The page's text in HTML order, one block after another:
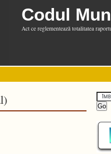
Codul
Act ce reglementează totalitatea